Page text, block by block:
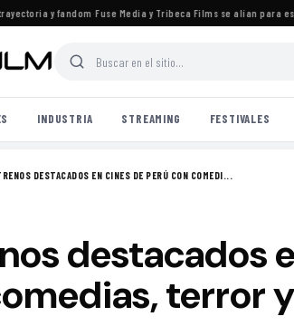
y fandom·Fuse Media y Tribeca Films se alían para
INDUSTRIA STREAMING FESTIVALES
DESTACADOS EN CINES DE PERÚ CON COMEDI...
destacados
terror